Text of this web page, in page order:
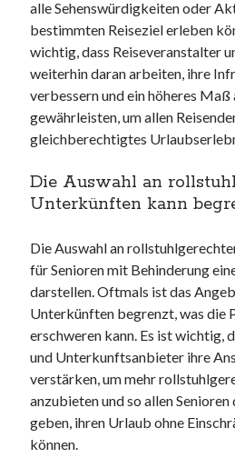
alle Sehenswürdigkeiten oder
bestimmten Reiseziel erleben
wichtig, dass Reiseveranstalter
weiterhin daran arbeiten, ihre
verbessern und ein höheres
gewährleisten, um allen
gleichberechtigtes
Die Auswahl an
Unterkünften kann
Die Auswahl an
für Senioren mit Behinderung
darstellen. Oftmals ist das
Unterkünften begrenzt, was die
erschweren kann. Es ist wichtig,
und Unterkunftsanbieter ihre
verstärken, um mehr
anzubieten und so allen
geben, ihren Urlaub ohne
können.